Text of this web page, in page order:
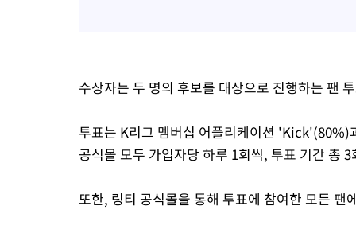
수상자는 두 명의 후보를 대상으로 진행하는 팬
투표는 K리그 멤버십 어플리케이션
공식몰 모두 가입자당 하루 1회씩, 투표 기간 총
또한, 링티 공식몰을 통해 투표에 참여한 모든